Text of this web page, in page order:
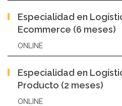
Especialidad en
Ecommerce (6 meses)
ONLINE
Especialidad en
Producto (2 meses)
ONLINE